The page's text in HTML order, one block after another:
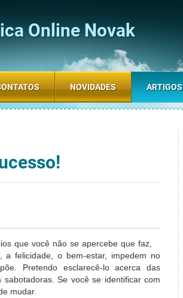
Online Novak
que você não se apercebe que faz,
a felicidade, o bem-estar, impedem no
Pretendo esclarecê-lo acerca das
Se você se identificar com
mudar.
NOVIDADES ARTIGOS